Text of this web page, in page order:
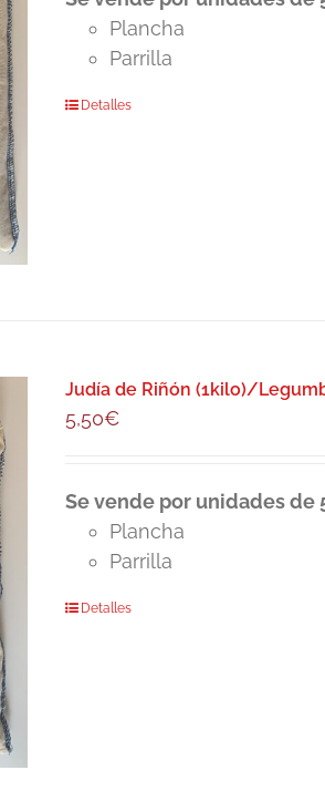
Plancha
Parrilla
Detalles
Judía de Riñón (1kilo)/
5,50€
Se vende por unidades de
Plancha
Parrilla
Detalles